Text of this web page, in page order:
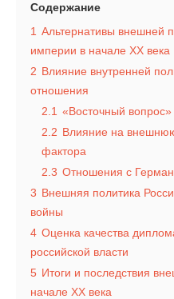
Содержание
1 Альтернативы внешней
империи в начале XX века
2 Влияние внутренней
отношения
2.1 «Восточный
2.2 Влияние на
фактора
2.3 Отношения с
3 Внешняя политика
войны
4 Оценка качества
российской власти
5 Итоги и последствия
начале XX века